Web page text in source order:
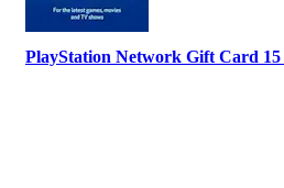
PlayStation Network Gift Card